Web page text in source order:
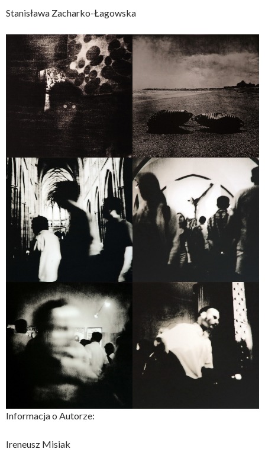
Stanisława Zacharko-Łagowska
Informacja o Autorze:
Ireneusz Misiak